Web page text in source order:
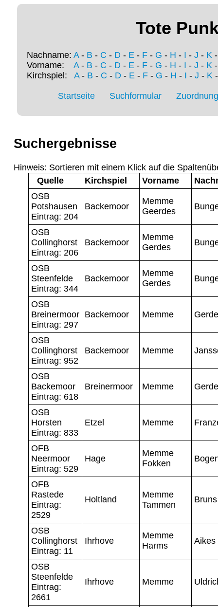
Tote
Nachname: A- B - C - D - E - F - G - H - I - J - K
Vorname: A- B - C - D - E - F - G - H - I - J - K
Kirchspiel: A- B - C - D- E- F- G - H - I - J - K
Startseite Suchformular
Suchergebnisse
Hinweis: Sortieren mit einem Klick auf die
Quelle
Kirchspiel Vorname
OSB
Potshausen
Eintrag: 204
Backemoor
Memme
Geerdes
OSB
Collinghorst
Eintrag: 206
Backemoor
Memme
Gerdes
OSB
Steenfelde
Eintrag: 344
Backemoor
Memme
Gerdes
OSB
Breinermoor
Eintrag: 297
Backemoor Memme
OSB
Collinghorst
Eintrag: 952
Backemoor Memme
OSB
Backemoor
Eintrag: 618
Breinermoor Memme
OSB
Horsten
Eintrag: 833
Etzel Memme
OFB
Neermoor
Eintrag: 529
Hage
Memme
Fokken
OFB
Rastede
Eintrag:
2529
Holtland
Memme
Tammen
Bruns
OSB
Collinghorst
Eintrag: 11
Ihrhove
Memme
Harms
Aikes
OSB
Steenfelde
Eintrag:
2661
Ihrhove Memme